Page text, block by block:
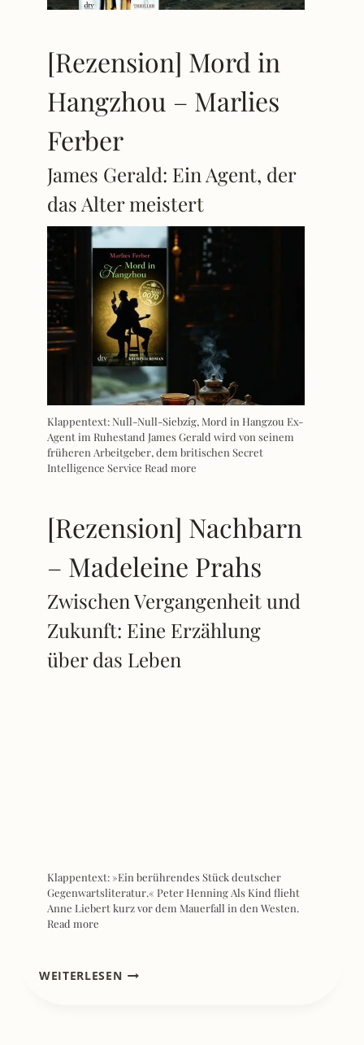
[Rezension] Mord in
Hangzhou – Marlies
Ferber
James Gerald: Ein Agent, der
das Alter meistert
Klappentext: Null-Null-Siebzig, Mord in Hangzou Ex-
Agent im Ruhestand James Gerald wird von seinem
früheren Arbeitgeber, dem britischen Secret
Intelligence Service Read more
[Rezension] Nachbarn
– Madeleine Prahs
Zwischen Vergangenheit und
Zukunft: Eine Erzählung
über das Leben
Klappentext: »Ein berührendes Stück deutscher
Gegenwartsliteratur.« Peter Henning Als Kind flieht
Anne Liebert kurz vor dem Mauerfall in den Westen.
Read more
WEITERLESEN[REZENSION]